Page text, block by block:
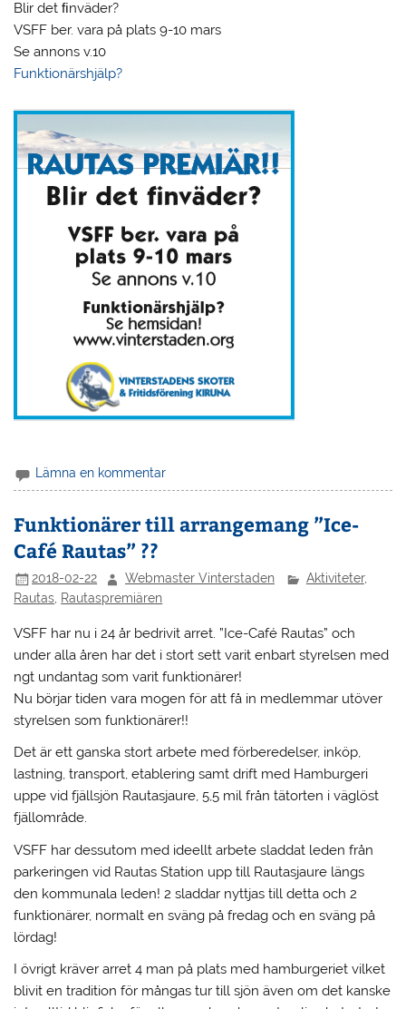
Blir det ﬁnväder?
VSFF ber. vara på plats 9-10 mars
Se annons v.10
Funktionärshjälp?
Lämna en kommentar
Funktionärer till arrangemang ”Ice-
Café Rautas” ??
2018-02-22 Webmaster Vinterstaden Aktiviteter,
Rautas Rautaspremiären
VSFF har nu i 24 år bedrivit arret. ”Ice-Café Rautas” och
under alla åren har det i stort sett varit enbart styrelsen med
ngt undantag som varit funktionärer!
Nu börjar tiden vara mogen för att få in medlemmar utöver
styrelsen som funktionärer!!
Det är ett ganska stort arbete med förberedelser, inköp,
lastning, transport, etablering samt drift med Hamburgeri
uppe vid fjällsjön Rautasjaure, 5,5 mil från tätorten i väglöst
fjällområde.
VSFF har dessutom med ideellt arbete sladdat leden från
parkeringen vid Rautas Station upp till Rautasjaure längs
den kommunala leden! 2 sladdar nyttjas till detta och 2
funktionärer, normalt en sväng på fredag och en sväng på
lördag!
I övrigt kräver arret 4 man på plats med hamburgeriet vilket
blivit en tradition för mångas tur till sjön även om det kanske